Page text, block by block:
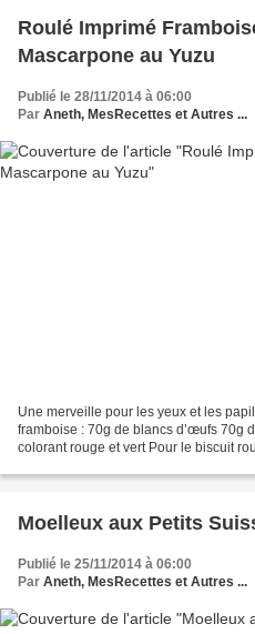
Roulé Imprimé
Mascarpone au Yuzu
Publié le 28/11/2014 à 06:00
Par Aneth, MesRecettes et Autres ...
Une merveille pour les yeux et les
framboise : 70g de blancs d’œufs 70g
colorant rouge et vert Pour le biscuit
Moelleux aux Petits
Publié le 25/11/2014 à 06:00
Par Aneth, MesRecettes et Autres ...